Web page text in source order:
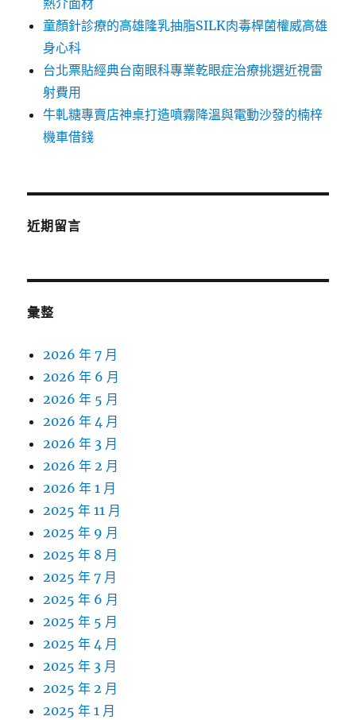
熱介面材
童顏針診療的高雄隆乳抽脂SILK肉毒桿菌權威高雄
身心科
台北票貼經典台南眼科專業乾眼症治療挑選近視雷
射費用
牛軋糖專賣店神桌打造噴霧降溫與電動沙發的楠梓
機車借錢
近期留言
彙整
2026 年 7 月
2026 年 6 月
2026 年 5 月
2026 年 4 月
2026 年 3 月
2026 年 2 月
2026 年 1 月
2025 年 11 月
2025 年 9 月
2025 年 8 月
2025 年 7 月
2025 年 6 月
2025 年 5 月
2025 年 4 月
2025 年 3 月
2025 年 2 月
2025 年 1 月